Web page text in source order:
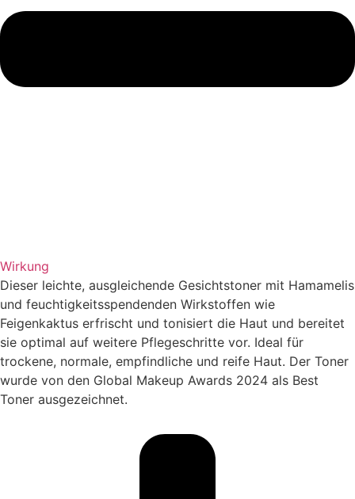
Wirkung
Dieser leichte, ausgleichende Gesichtstoner mit Hamamelis
und feuchtigkeitsspendenden Wirkstoffen wie
Feigenkaktus erfrischt und tonisiert die Haut und bereitet
sie optimal auf weitere Pflegeschritte vor. Ideal für
trockene, normale, empfindliche und reife Haut. Der Toner
wurde von den Global Makeup Awards 2024 als Best
Toner ausgezeichnet.